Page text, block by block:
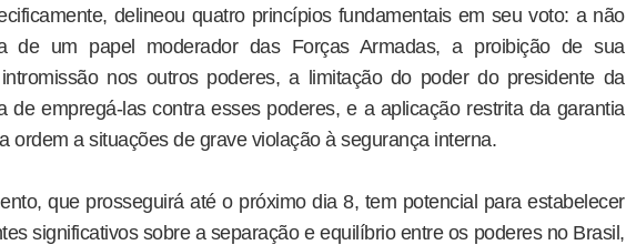
delineou quatro princípios fundamentais em seu voto: a não
de um papel moderador das Forças Armadas, a proibição de sua
nos outros poderes, a limitação do poder do presidente da
de empregá-las contra esses poderes, e a aplicação restrita da garantia
ordem a situações de grave violação à segurança interna.
que prosseguirá até o próximo dia 8, tem potencial para estabelecer
significativos sobre a separação e equilíbrio entre os poderes no Brasil,